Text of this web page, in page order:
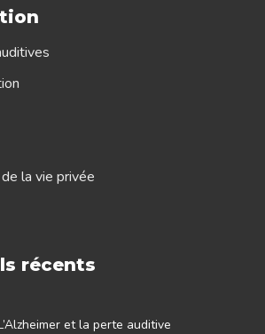
la vie privée
récents
et la perte auditive